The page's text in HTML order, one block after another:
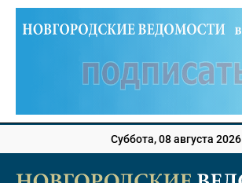
Суббота, 08 августа 2026